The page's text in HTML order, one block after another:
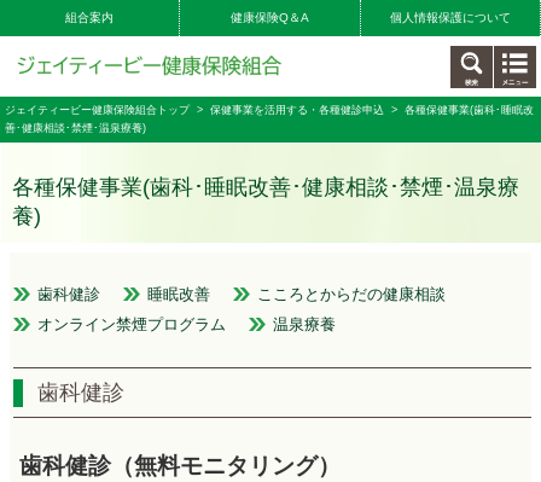
組合案内 健康保険Q＆A 個人情報保護について
ジェイティービー健康保険組合トップ> 保健事業を活用する・各種健診申込 > 各種保健事業(歯科･睡眠改
善･健康相談･禁煙･温泉療養)
各種保健事業(歯科･睡眠改善･健康相談･禁煙･温泉療
養)
歯科健診 睡眠改善
こころとからだの健康相談
オンライン禁煙プログラム
温泉療養
歯科健診
歯科健診（無料モニタリング）